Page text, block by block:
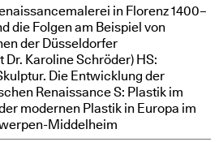
in Florenz 1400–
die Folgen am Beispiel von
der Düsseldorfer
Dr. Karoline Schröder) HS:
Die Entwicklung der
Renaissance S: Plastik im
modernen Plastik in Europa im
Middelheim